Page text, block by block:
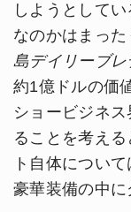
しようとして
なのかはまった
島デイリーブレ
約1億ドルの価
ショービジネ
ることを考え
ト自体につい
豪華装備の中に